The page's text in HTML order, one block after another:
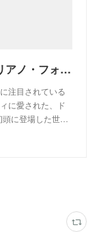
世界のセレブレティに愛された「マリアノ・フォルチュニ 織りなすデザイン展」＠三菱一号館美術館 | アコレおおみや写真nikki(日記)
注目されている
に愛された、ド
に登場した世…